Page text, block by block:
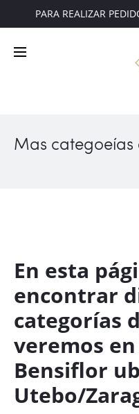
PARA REALIZAR
Mas categoeías
En esta
encontrar
categorías
veremos
Bensiflor
Utebo/